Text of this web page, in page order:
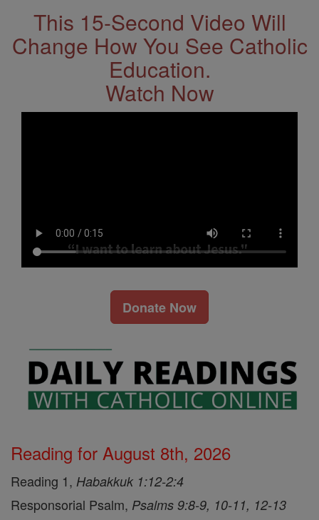
This 15-Second Video Will
Change How You See Catholic
Education.
Watch Now
Donate Now
Reading for August 8th, 2026
Reading 1, Habakkuk 1:12-2:4
Responsorial Psalm, Psalms 9:8-9, 10-11, 12-13